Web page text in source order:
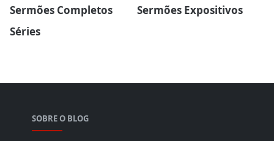
Sermões Completos
Sermões Expositivos
Séries
SOBRE O BLOG